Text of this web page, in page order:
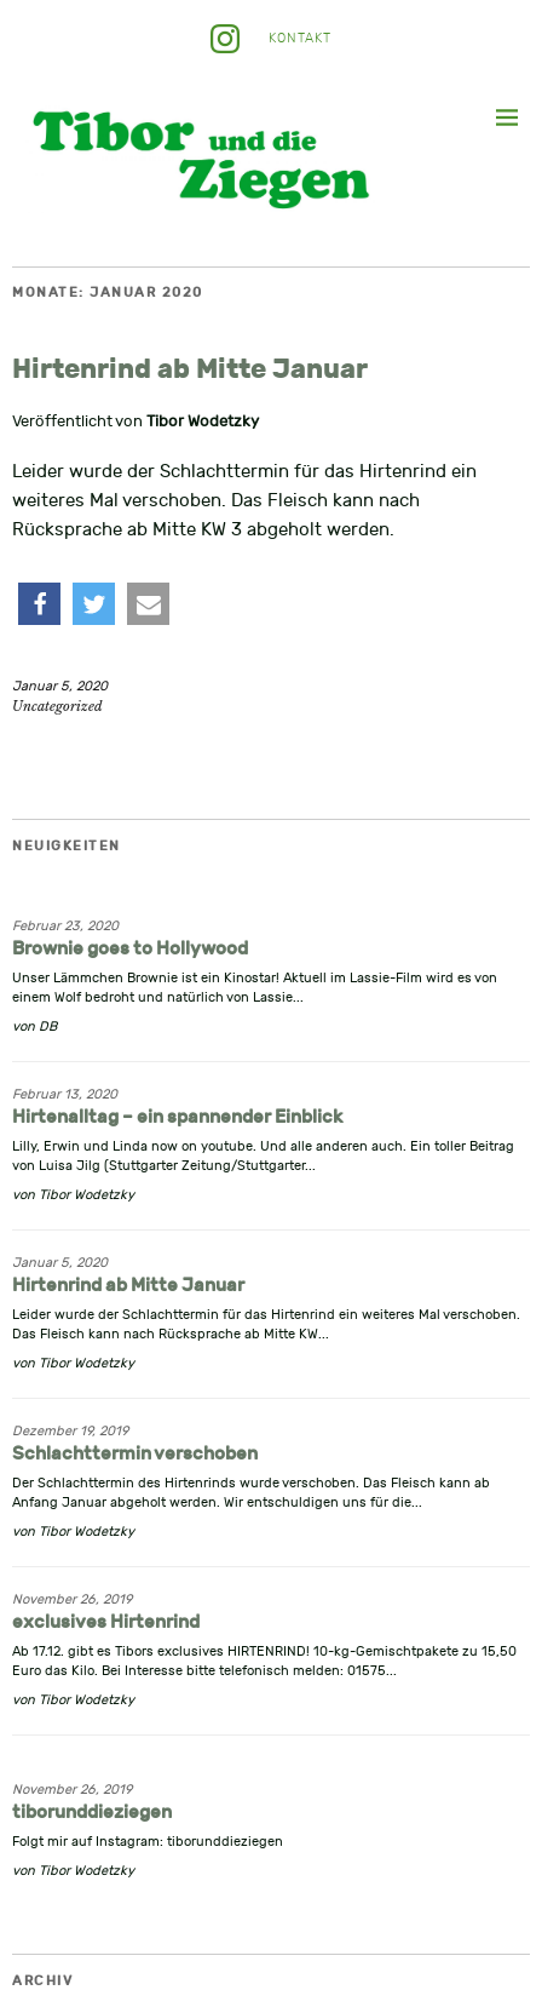
KONTAKT
MONATE: JANUAR 2020
Hirtenrind ab Mitte Januar
Veröffentlicht von Tibor Wodetzky
Leider wurde der Schlachttermin für das Hirtenrind ein
weiteres Mal verschoben. Das Fleisch kann nach
Rücksprache ab Mitte KW 3 abgeholt werden.
Januar 5, 2020
Uncategorized
NEUIGKEITEN
Februar 23, 2020
Brownie goes to Hollywood
Unser Lämmchen Brownie ist ein Kinostar! Aktuell im Lassie-Film wird es von
einem Wolf bedroht und natürlich von Lassie...
von DB
Februar 13, 2020
Hirtenalltag – ein spannender Einblick
Lilly, Erwin und Linda now on youtube. Und alle anderen auch. Ein toller Beitrag
von Luisa Jilg (Stuttgarter Zeitung/Stuttgarter...
von Tibor Wodetzky
Januar 5, 2020
Hirtenrind ab Mitte Januar
Leider wurde der Schlachttermin für das Hirtenrind ein weiteres Mal verschoben.
Das Fleisch kann nach Rücksprache ab Mitte KW...
von Tibor Wodetzky
Dezember 19, 2019
Schlachttermin verschoben
Der Schlachttermin des Hirtenrinds wurde verschoben. Das Fleisch kann ab
Anfang Januar abgeholt werden. Wir entschuldigen uns für die...
von Tibor Wodetzky
November 26, 2019
exclusives Hirtenrind
Ab 17.12. gibt es Tibors exclusives HIRTENRIND! 10-kg-Gemischtpakete zu 15,50
Euro das Kilo. Bei Interesse bitte telefonisch melden: 01575...
von Tibor Wodetzky
November 26, 2019
tiborunddieziegen
Folgt mir auf Instagram: tiborunddieziegen
von Tibor Wodetzky
ARCHIV